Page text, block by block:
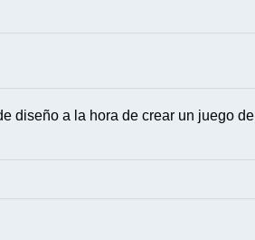
diseño a la hora de crear un juego de